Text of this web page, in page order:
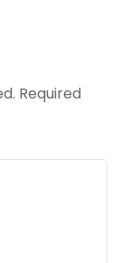
Required